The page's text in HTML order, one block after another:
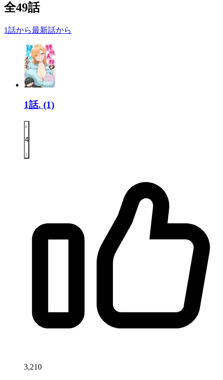
全49話
1話から最新話から
1話. (1)
4
3,210